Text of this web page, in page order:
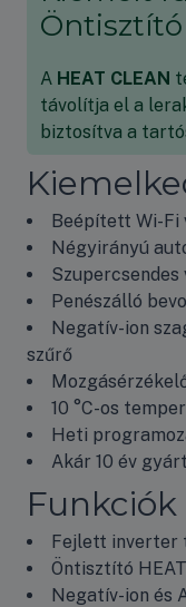
A HEAT CLEAN
távolítja el a
biztosítva a
Beépített Wi-Fi
Négyirányú
Penészálló
Negatív-ion
szűrő
10 °C-os
Heti
Akár 10 év
Fejlett inverter
Öntisztító
Negatív-ion és